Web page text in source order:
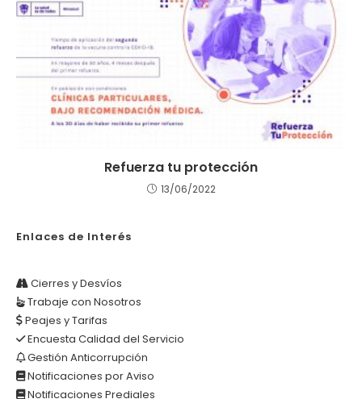
Refuerza tu protección
13/06/2022
Enlaces de Interés
Cierres y Desvíos
Trabaje con Nosotros
Peajes y Tarifas
Encuesta Calidad del Servicio
Gestión Anticorrupción
Notificaciones por Aviso
Notificaciones Prediales